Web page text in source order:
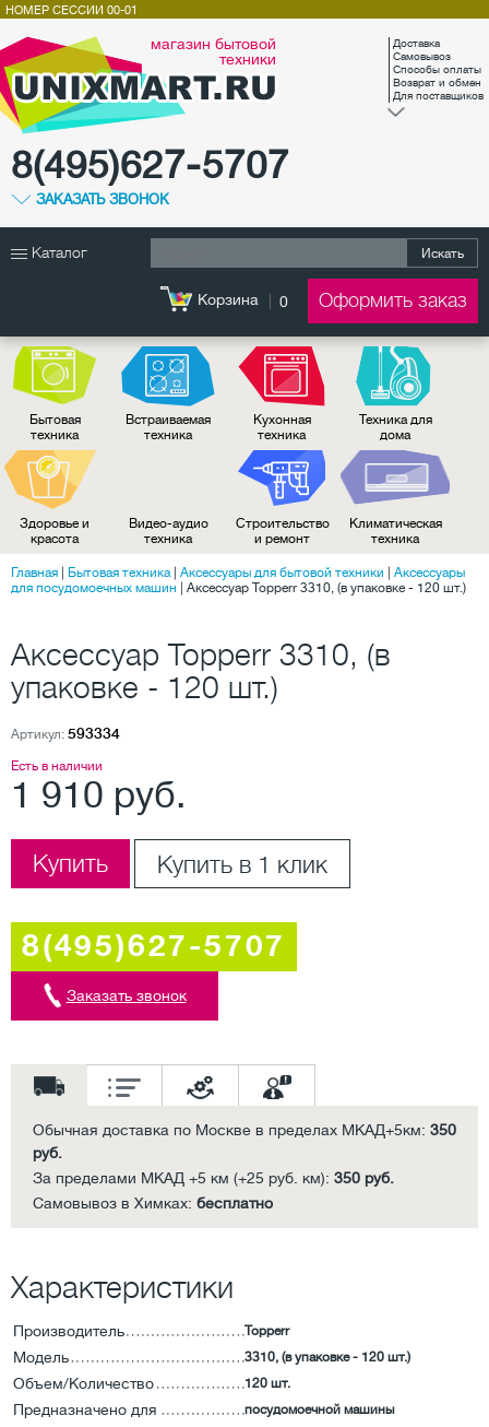
магазин бытовой
техники
8(495)627-5707
ЗАКАЗАТЬ ЗВОНОК
Доставка
Самовывоз
Способы оплаты
Возврат и обмен
Для поставщиков
НОМЕР СЕССИИ 00-01
Каталог Искать
Корзина 0 Оформить заказ
Бытовая
техника
Встраиваемая
техника
Кухонная
техника
Техника для
дома
Здоровье и
красота
Видео-аудио
техника
Строительство
и ремонт
Климатическая
техника
Главная Бытовая техника| Аксессуары для бытовой техники
Аксессуары
для посудомоечных машин
Аксессуар Topperr 3310, (в упаковке - 120 шт.)
Аксессуар Topperr 3310, (в
упаковке - 120 шт.)
Артикул: 593334
Есть в наличии
1 910 руб.
Купить Купить в 1 клик
8(495)627-5707
Заказать звонок
Обычная доставка по Москве в пределах МКАД+5км: 350
руб.
За пределами МКАД +5 км (+25 руб. км): 350 руб.
Самовывоз в Химках: бесплатно
Характеристики
Производитель Topperr
Модель 3310, (в упаковке - 120 шт.)
Объем/Количество 120 шт.
Предназначено для посудомоечной машины